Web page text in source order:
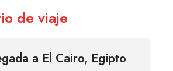
de viaje
a El Cairo, Egipto